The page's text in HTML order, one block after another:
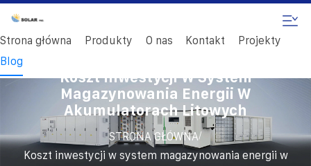
Strona główna Produkty O nas Kontakt
Projekty
Blog
Koszt Inwestycji W System
Magazynowania Energii W
Akumulatorach Litowych
STRONA GŁÓWNA/
Koszt inwestycji w system magazynowania energii w